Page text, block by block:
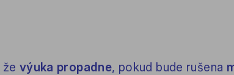
výuka propadne, pokud bude rušena